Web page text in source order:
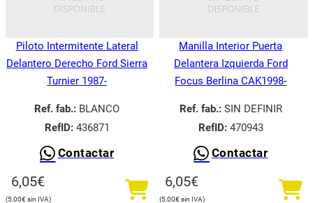
Piloto Intermitente Lateral
Delantero Derecho Ford Sierra
Turnier 1987-
Ref. fab.: BLANCO
RefID:436871
Contactar
6,05€
5,00€
Manilla Interior Puerta
Delantera Izquierda Ford
Focus Berlina CAK1998-
Ref. fab.:SIN DEFINIR
RefID:470943
Contactar
6,05€
5,00€